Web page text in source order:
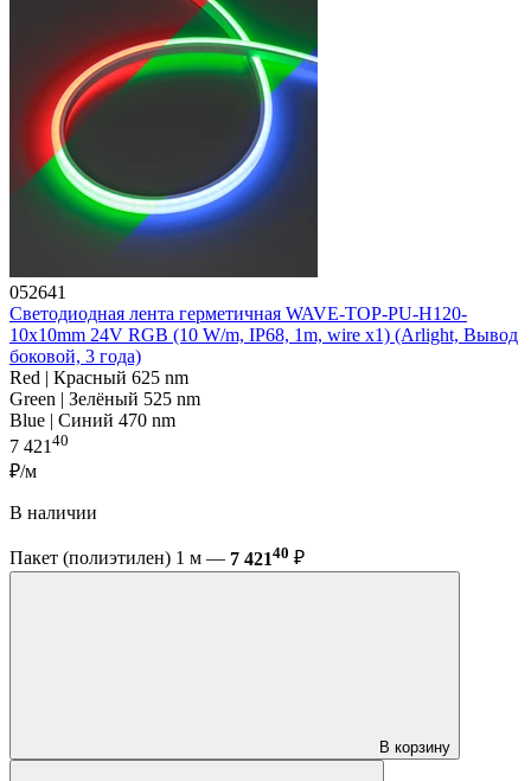
052641
Светодиодная лента герметичная WAVE-TOP-PU-H120-
10x10mm 24V RGB (10 W/m, IP68, 1m, wire x1) (Arlight, Вывод
боковой, 3 года)
Red | Красный 625 nm
Green | Зелёный 525 nm
Blue | Синий 470 nm
7 42140
₽/м
В наличии
Пакет (полиэтилен) 1 м — 7 42140 ₽
В корзину